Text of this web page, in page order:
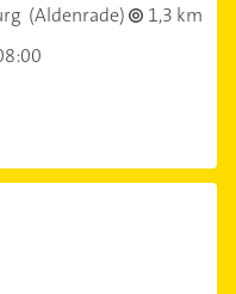
(Aldenrade)
1,3 km